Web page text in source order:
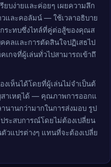
ยบง่ายและค่อยๆ เผยความลึก
และคอลัมน์ — ใช้เวลาอธิบาย
ระทบซึ่งไทล์ที่คู่ต่อสู้ของคุณส
คลและการตัดสินใจปฏิเสธไป
กจที่ผู้เล่นทั่วไปสามารถเข้าถึ
เห็นได้โดยที่ผู้เล่นไม่จำเป็นต้
สาเหตุได้ — คุณภาพการออกแ
นานกว่ามากในการส่งมอบ รูป
ระสบการณ์โดยไม่ต้องเปลี่ยน
วแปรต่างๆ แทนที่จะต้องเปลี่ย